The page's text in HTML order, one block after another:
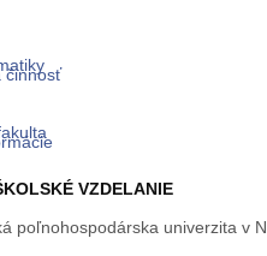
činnosť
VZDELANIE
poľnohospodárska univerzita v